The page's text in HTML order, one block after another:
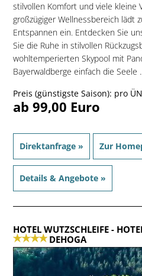
stilvollen Komfort und viele kleine
großzügiger Wellnessbereich lädt
Entspannen ein. Entdecken Sie
Sie die Ruhe in stilvollen
wohltemperierten Skypool mit
Bayerwaldberge einfach die Seele
Preis (günstigste Saison): pro
ab 99,00 Euro
Direktanfrage » Zur
Details & Angebote »
HOTEL WUTZSCHLEIFE-
DEHOGA